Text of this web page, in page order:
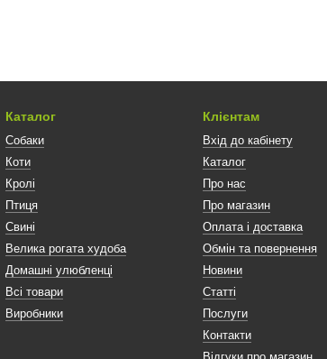
Каталог
Собаки
Коти
Кролі
Птиця
Свині
Велика рогата худоба
Домашні улюбленці
Всі товари
Виробники
Клієнтам
Вхід до кабінету
Каталог
Про нас
Про магазин
Оплата і доставка
Обмін та повернення
Новини
Статті
Послуги
Контакти